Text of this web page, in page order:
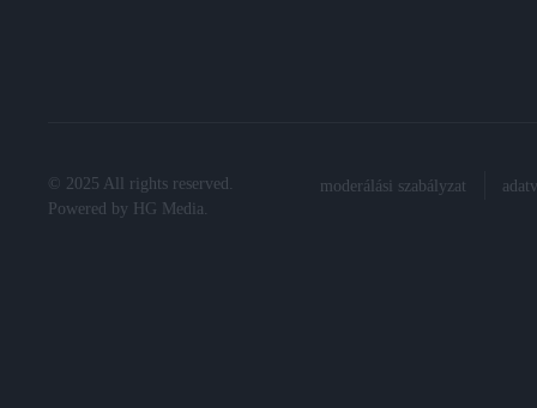
© 2025 All rights reserved.
Powered by
HG Media.
moderálási szabályzat